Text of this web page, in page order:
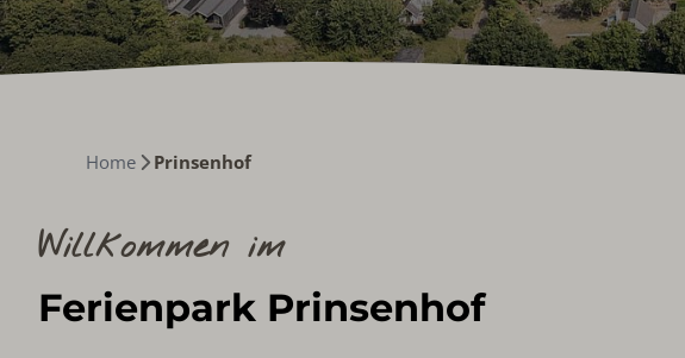
Home Prinsenhof
Willkommen im
Ferienpark Prinsenhof